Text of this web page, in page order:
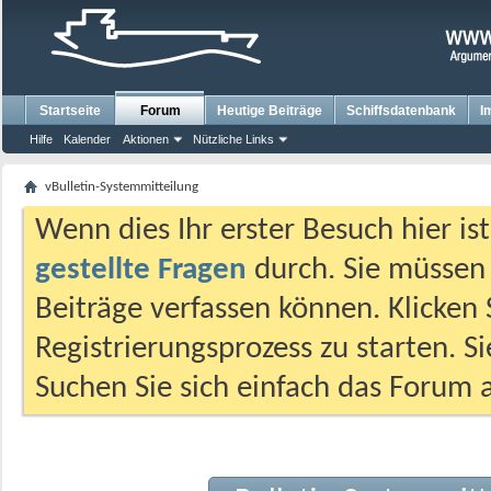
Startseite Forum
Hilfe Kalender Aktionen Nützliche Links
Heutige Beiträge Schiffsdatenbank
vBulletin-Systemmitteilung
Wenn dies Ihr erster Besuch hier
gestellte Fragen durch. Sie
Beiträge verfassen können.
Registrierungsprozess zu starten.
Suchen Sie sich einfach das